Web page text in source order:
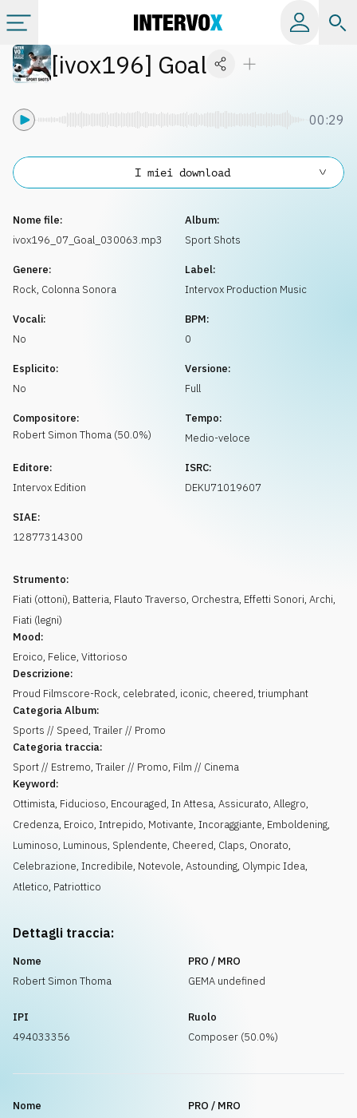
Categorie
Album
Playlist
[ivox196] Goal
00:29
Nome file:
ivox196_07_Goal_030063.mp3
Album:
Sport Shots
Genere:
Rock, Colonna Sonora
Label:
Intervox Production Music
Vocali:
No
BPM:
0
Esplicito:
No
Versione:
Full
Compositore:
Robert Simon Thoma (50.0%)
Tempo:
Medio-veloce
Editore:
Intervox Edition
ISRC:
DEKU71019607
SIAE:
12877314300
Strumento:
Fiati (ottoni), Batteria, Flauto Traverso, Orchestra, Effetti Sonori, Archi,
Fiati (legni)
Mood:
Eroico, Felice, Vittorioso
Descrizione:
Proud Filmscore-Rock, celebrated, iconic, cheered, triumphant
Categoria Album:
Sports // Speed, Trailer // Promo
Categoria traccia:
Sport // Estremo, Trailer // Promo, Film // Cinema
Keyword:
Ottimista, Fiducioso, Encouraged, In Attesa, Assicurato, Allegro,
Credenza, Eroico, Intrepido, Motivante, Incoraggiante, Emboldening,
Luminoso, Luminous, Splendente, Cheered, Claps, Onorato,
Celebrazione, Incredibile, Notevole, Astounding, Olympic Idea,
Atletico, Patriottico
I miei download
Dettagli traccia:
Nome
Robert Simon Thoma
PRO / MRO
GEMA undefined
IPI
494033356
Ruolo
Composer (50.0%)
Nome
PRO / MRO